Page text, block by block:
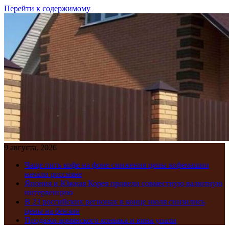
Перейти к содержимому
9 августа, 2026
Чаще пить кофе на фоне снижения цены кофемашин
начали россияне
Япония и Южная Корея провели совместную валютную
интервенцию
В 23 российских регионах в конце июля снизились
цены на бензин
Продажи армянского коньяка и вина упали